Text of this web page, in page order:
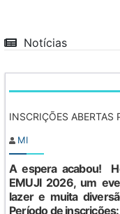
Notícias
INSCRIÇÕES
MI
A espera acabou!
EMUJI 2026, um
lazer e muita
Período de